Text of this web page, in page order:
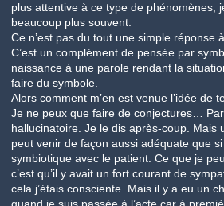
plus attentive à ce type de phénomènes,
beaucoup plus souvent.
Ce n’est pas du tout une simple réponse
C’est un complément de pensée par
naissance à une parole rendant la
faire du symbole.
Alors comment m’en est venue l’idée de
Je ne peux que faire de conjectures…
hallucinatoire. Je le dis après-coup. Mais
peut venir de façon aussi adéquate que si
symbiotique avec le patient. Ce que je
c’est qu’il y avait un fort courant de
cela j’étais consciente. Mais il y a eu un